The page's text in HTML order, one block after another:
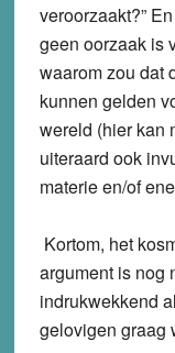
veroorzaakt?”
geen oorzaak is
waarom zou dat
kunnen gelden
wereld (hier kan
uiteraard ook
materie en/of
Kortom, het
argument is nog
indrukwekkend
gelovigen graag